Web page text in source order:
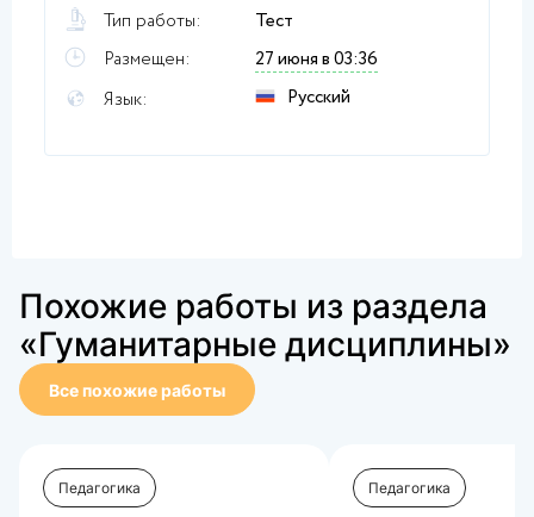
Тип работы:
Тест
Размещен:
27 июня в 03:36
Язык:
Русский
Похожие работы из раздела
«Гуманитарные дисциплины»
Все похожие работы
Педагогика Педагогика